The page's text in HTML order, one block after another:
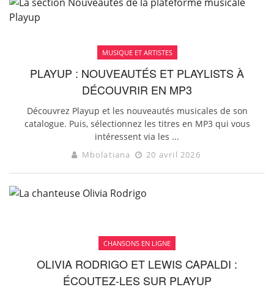
MUSIQUE ET ARTISTES
PLAYUP : NOUVEAUTÉS ET PLAYLISTS À
DÉCOUVRIR EN MP3
Découvrez Playup et les nouveautés musicales de son
catalogue. Puis, sélectionnez les titres en MP3 qui vous
intéressent via les ...
Mbolatiana 20 avril 2026
CHANSONS EN LIGNE
OLIVIA RODRIGO ET LEWIS CAPALDI :
ÉCOUTEZ-LES SUR PLAYUP